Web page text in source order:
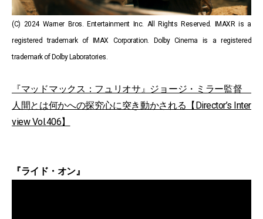
(C) 2024 Warner Bros. Entertainment Inc. All Rights Reserved. IMAXR is a
registered trademark of IMAX Corporation. Dolby Cinema is a registered
trademark of Dolby Laboratories.
『マッドマックス：フュリオサ』ジョージ・ミラー監督
人間とは何かへの探究心に突き動かされる【Director’s Inter
view Vol.406】
『ライド・オン』